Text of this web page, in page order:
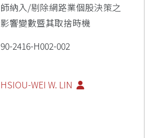
師納入/剔除網路業個股決策之
影響變數暨其取捨時機
90-2416-H002-002
HSIOU-WEI W. LIN